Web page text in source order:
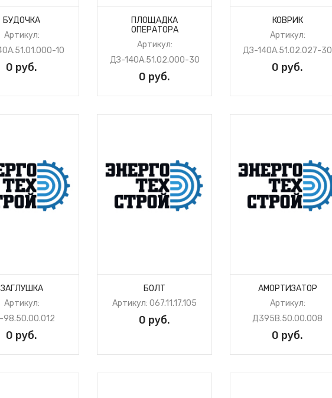
БУДОЧКА
Артикул:
10
0 руб.
ПЛОЩАДКА
ОПЕРАТОРА
Артикул:
ДЗ-140А.51.02.000-30
0 руб.
КОВРИК
Артикул:
ДЗ-140А.51.02.027-30
0 руб.
ЗАГЛУШКА
Артикул:
0 руб.
БОЛТ
Артикул: 067.11.17.105
0 руб.
АМОРТИЗАТОР
Артикул:
Д395В.50.00.008
0 руб.